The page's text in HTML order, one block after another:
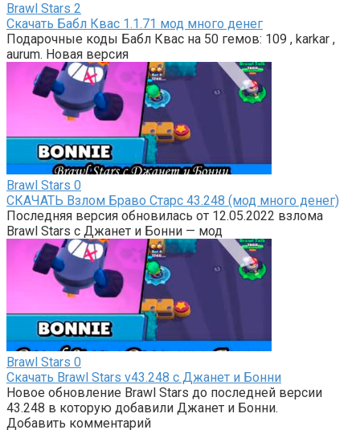
Brawl Stars 2
Скачать Бабл Квас 1.1.71 мод много денег
Подарочные коды Бабл Квас на 50 гемов: 109 , karkar ,
aurum. Новая версия
Brawl Stars 0
СКАЧАТЬ Взлом Браво Старс 43.248 (мод много денег)
Последняя версия обновилась от 12.05.2022 взлома
Brawl Stars с Джанет и Бонни — мод
Brawl Stars 0
Скачать Brawl Stars v43.248 с Джанет и Бонни
Новое обновление Brawl Stars до последней версии
43.248 в которую добавили Джанет и Бонни.
Добавить комментарий